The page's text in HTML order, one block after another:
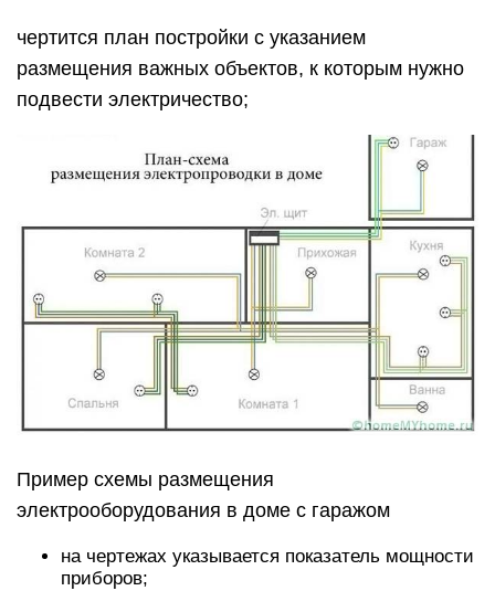
чертится план постройки с указанием
размещения важных объектов, к которым нужно
подвести электричество;
Пример схемы размещения
электрооборудования в доме с гаражом
на чертежах указывается показатель мощности
приборов;